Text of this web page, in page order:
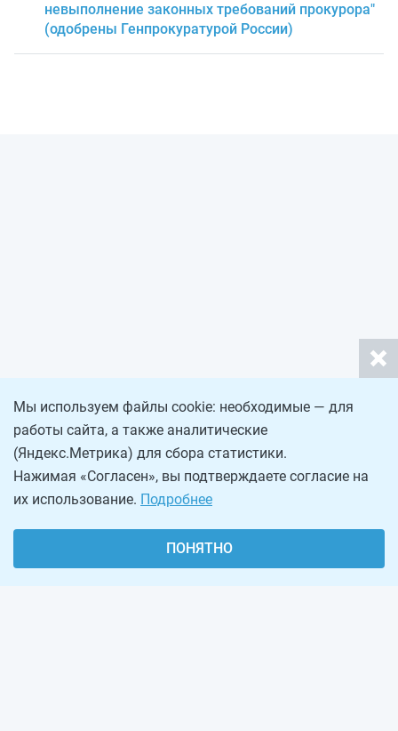
невыполнение законных требований прокурора"
(одобрены Генпрокуратурой России)
Мы используем файлы cookie: необходимые — для
работы сайта, а также аналитические
(Яндекс.Метрика) для сбора статистики.
Нажимая «Согласен», вы подтверждаете согласие на
их использование. Подробнее
ПОНЯТНО